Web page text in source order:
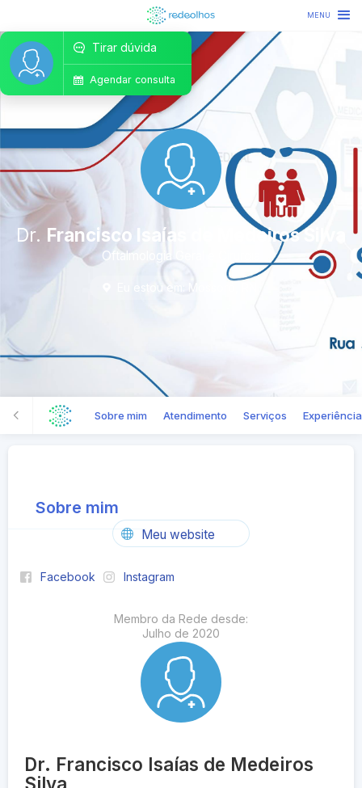
MENU
Tirar dúvida
Agendar consulta
Dr. Francisco Isaías de Medeiros Silva
Oftalmologia Geral e Cirurgia
Eu estou em: Mossoró
Sobre mim Atendimento Serviços Experiência
Sobre mim
Meu website
Facebook Instagram
Membro da Rede desde:
Julho de 2020
Dr. Francisco Isaías de Medeiros
Silva